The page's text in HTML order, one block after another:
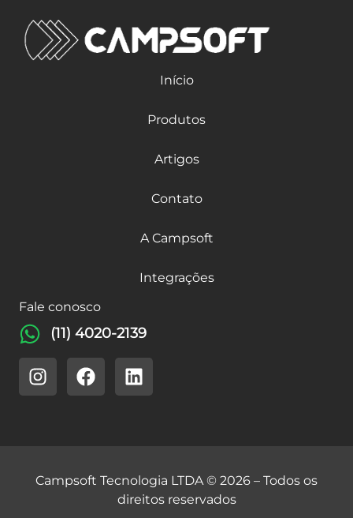
Início
Produtos
Artigos
Contato
A Campsoft
Integrações
Fale conosco
(11) 4020-2139
Campsoft Tecnologia LTDA © 2026 – Todos os
direitos reservados